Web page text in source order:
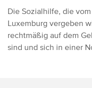
Die Sozialhilfe, die
Luxemburg vergeben
rechtmäßig auf dem
sind und sich in einer